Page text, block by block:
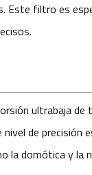
Este filtro es
ultrabaja de
de precisión
la domótica y la